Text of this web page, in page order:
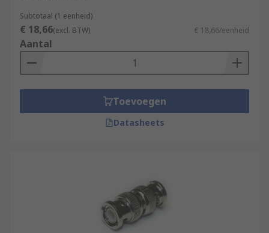
Subtotaal (1 eenheid)
€ 18,66(excl. BTW) € 18,66/eenheid
Aantal
Toevoegen
Datasheets